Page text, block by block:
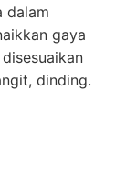
dalam
gaya
dinding.